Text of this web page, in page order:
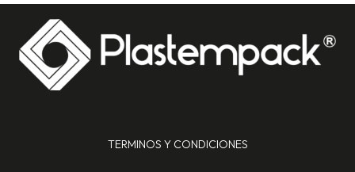
TERMINOS Y CONDICIONES